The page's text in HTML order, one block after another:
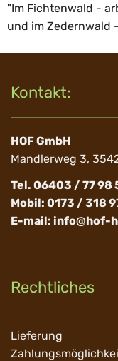
"Im Fichtenwald -
und im Zedernwald
Kontakt:
HOF GmbH
Mandlerweg 3,
Tel. 06403 / 77 98
Mobil: 0173 / 318
E-mail: info@hof-
Rechtliches
Navigation
überspringen
Lieferung